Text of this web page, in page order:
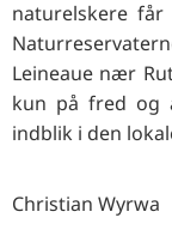
naturelskere
Leineaue nær
kun på fred og
indblik i den
Christian Wyrwa